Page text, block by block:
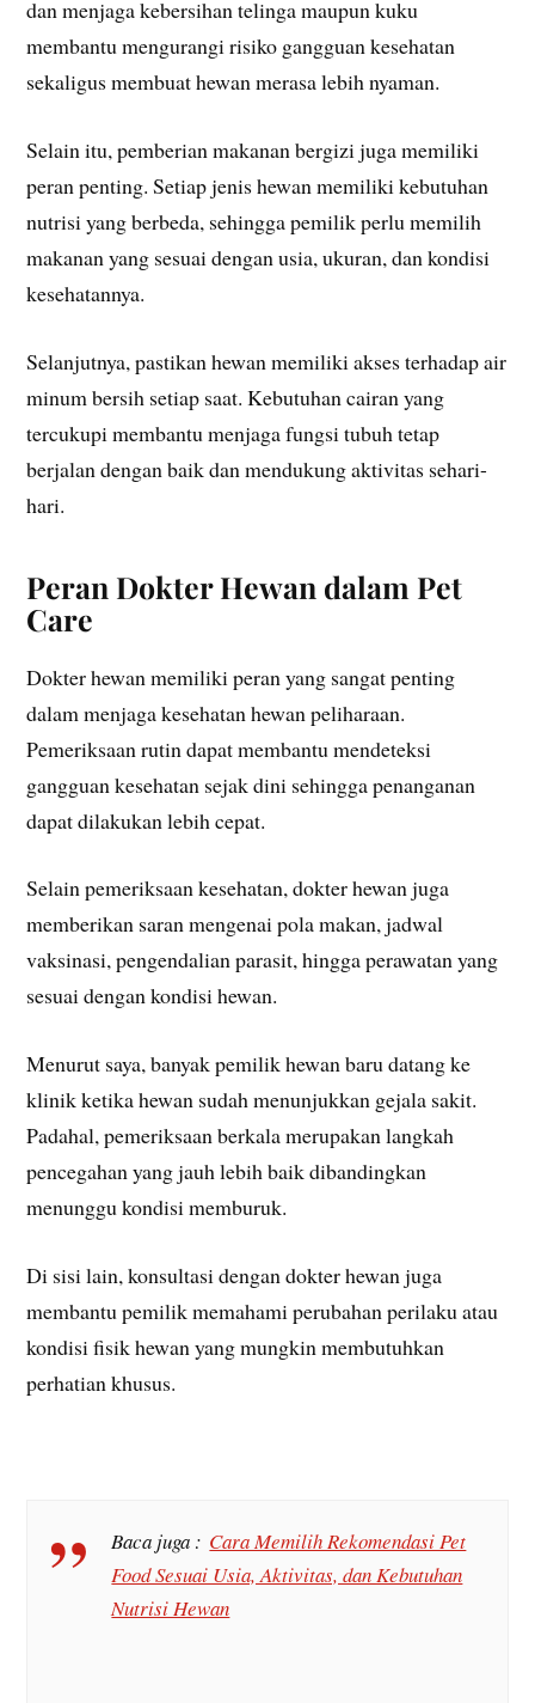
dan menjaga kebersihan telinga maupun kuku
membantu mengurangi risiko gangguan kesehatan
sekaligus membuat hewan merasa lebih nyaman.
Selain itu, pemberian makanan bergizi juga memiliki
peran penting. Setiap jenis hewan memiliki kebutuhan
nutrisi yang berbeda, sehingga pemilik perlu memilih
makanan yang sesuai dengan usia, ukuran, dan kondisi
kesehatannya.
Selanjutnya, pastikan hewan memiliki akses terhadap air
minum bersih setiap saat. Kebutuhan cairan yang
tercukupi membantu menjaga fungsi tubuh tetap
berjalan dengan baik dan mendukung aktivitas sehari-
hari.
Peran Dokter Hewan dalam Pet
Care
Dokter hewan memiliki peran yang sangat penting
dalam menjaga kesehatan hewan peliharaan.
Pemeriksaan rutin dapat membantu mendeteksi
gangguan kesehatan sejak dini sehingga penanganan
dapat dilakukan lebih cepat.
Selain pemeriksaan kesehatan, dokter hewan juga
memberikan saran mengenai pola makan, jadwal
vaksinasi, pengendalian parasit, hingga perawatan yang
sesuai dengan kondisi hewan.
Menurut saya, banyak pemilik hewan baru datang ke
klinik ketika hewan sudah menunjukkan gejala sakit.
Padahal, pemeriksaan berkala merupakan langkah
pencegahan yang jauh lebih baik dibandingkan
menunggu kondisi memburuk.
Di sisi lain, konsultasi dengan dokter hewan juga
membantu pemilik memahami perubahan perilaku atau
kondisi fisik hewan yang mungkin membutuhkan
perhatian khusus.
Baca juga : Cara Memilih Rekomendasi Pet
Food Sesuai Usia, Aktivitas, dan Kebutuhan
Nutrisi Hewan